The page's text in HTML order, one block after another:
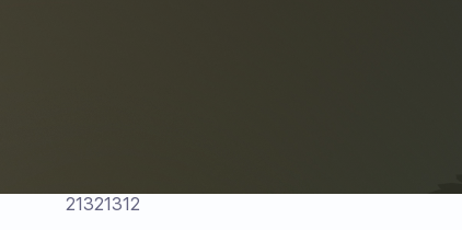
21321312